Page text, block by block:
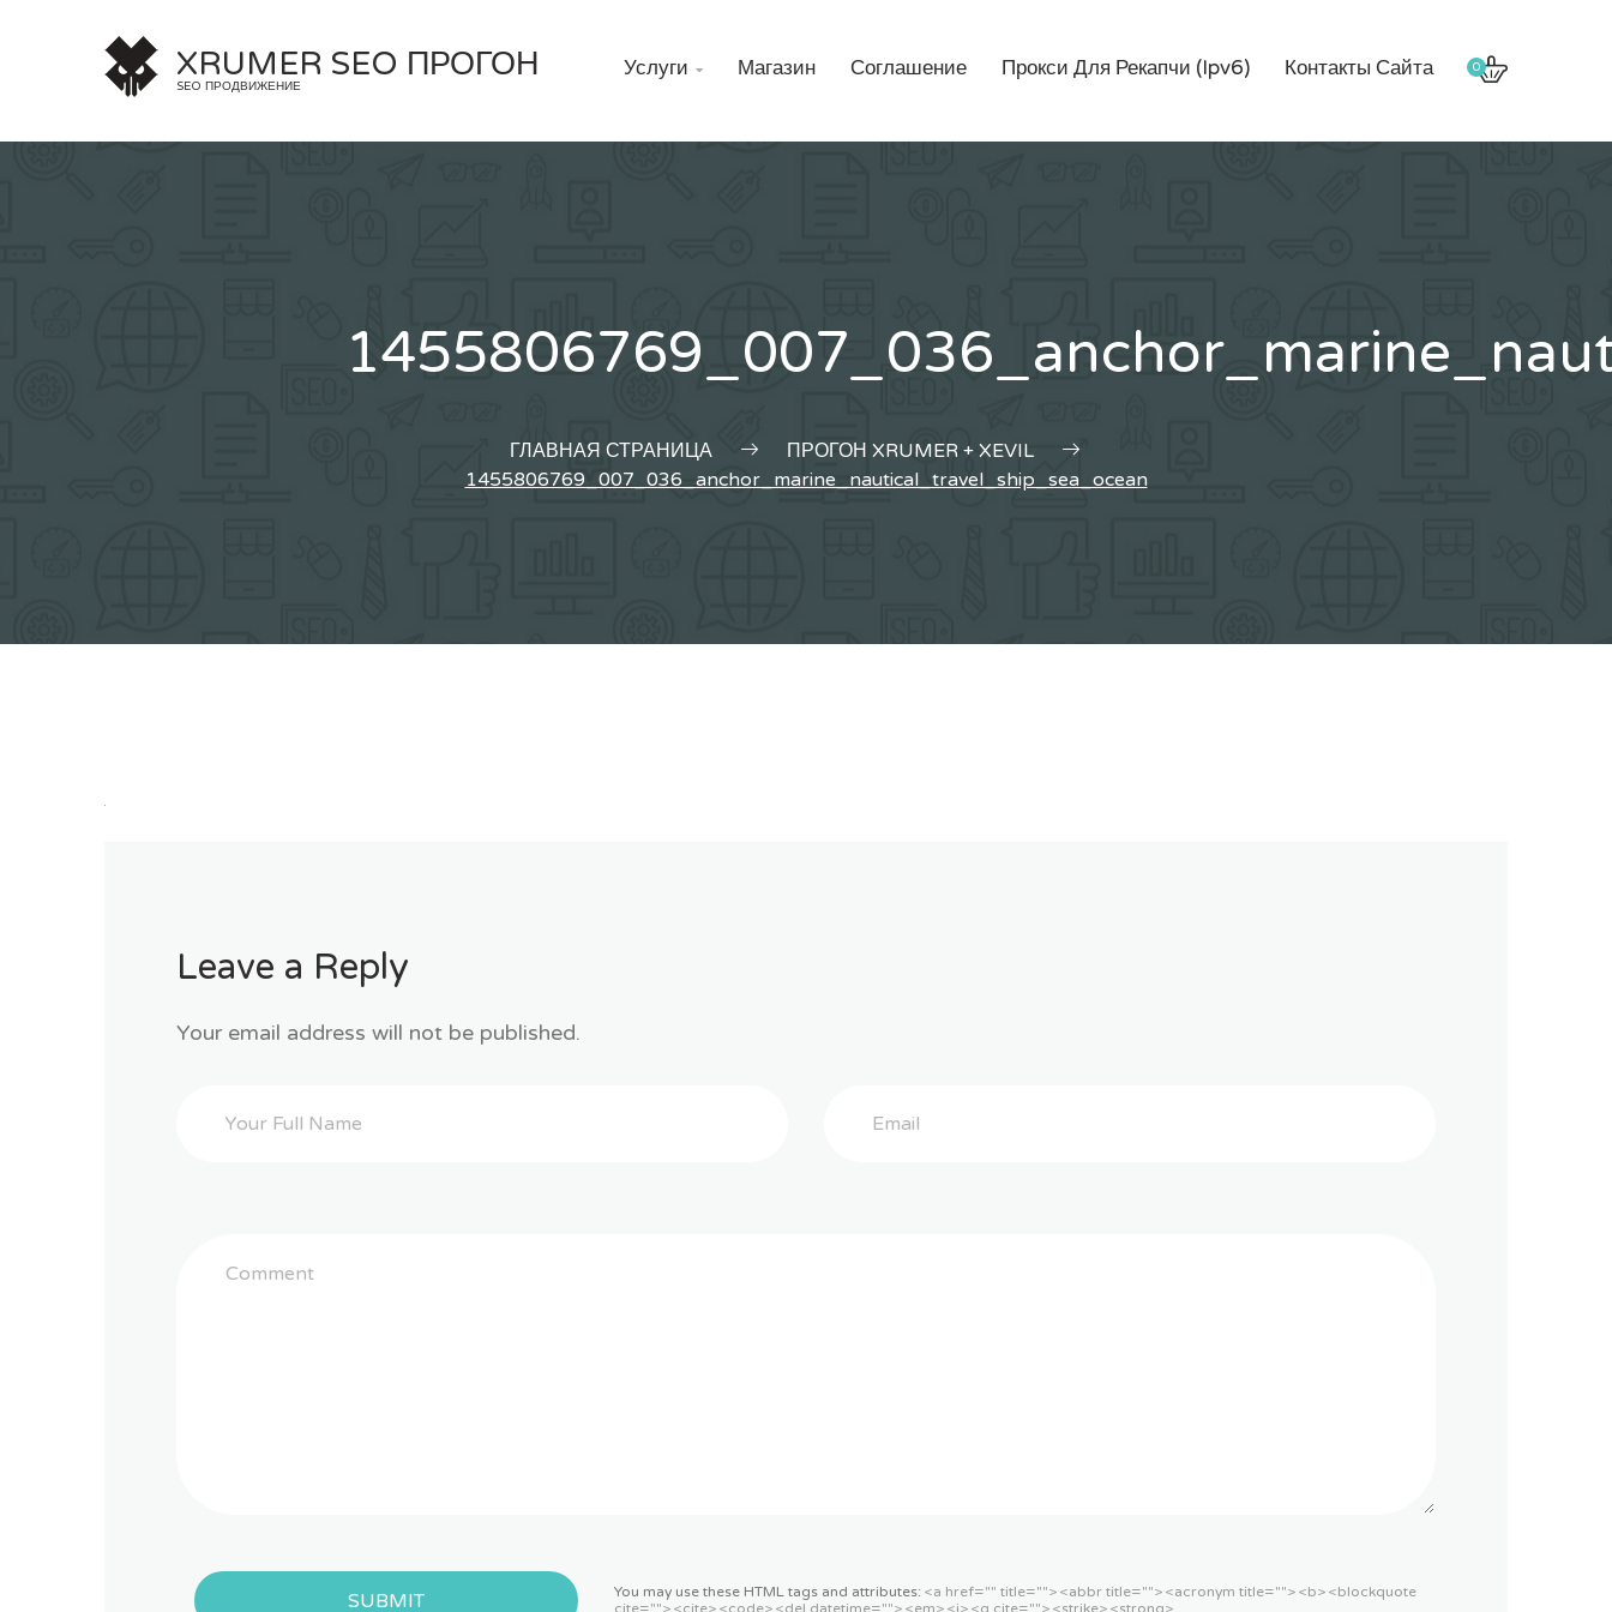
XRUMER SEO ПРОГОН
SEO ПРОДВИЖЕНИЕ
Услуги  Магазин Соглашение Прокси Для Рекапчи (Ipv6) Контакты Сайта 0
ГЛАВНАЯ СТРАНИЦА
ПРОГОН XRUMER + XEVIL
1455806769_007_036_anchor_marine_nautical_travel_ship_sea_ocean
Leave a Reply
Your email address will not be published.
SUBMIT You may use these HTML tags and attributes: <a href="" title=""> <abbr title=""> <acronym title=""> <b> <blockquote